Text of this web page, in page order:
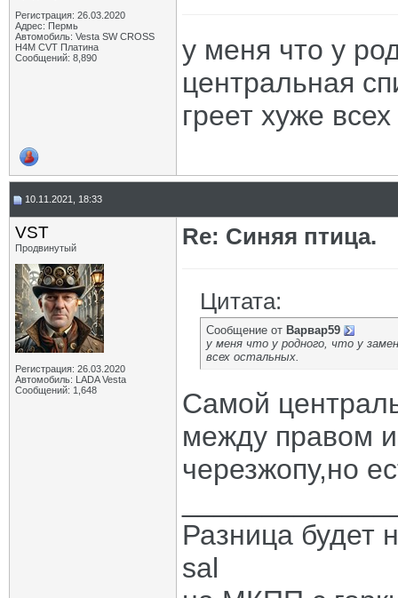
Регистрация: 26.03.2020
Адрес: Пермь
Автомобиль: Vesta SW CROSS
H4M CVT Платина
Сообщений: 8,890
у меня что у
центральная
греет хуже
10.11.2021, 18:33
VST
Продвинутый
Регистрация: 26.03.2020
Автомобиль: LADA Vesta
Сообщений: 1,648
Re: Синяя птица.
Цитата:
Сообщение от Варвар59
у меня что у родного, что у
всех остальных.
Самой
между правом
черезжопу,но
Разница будет
sal